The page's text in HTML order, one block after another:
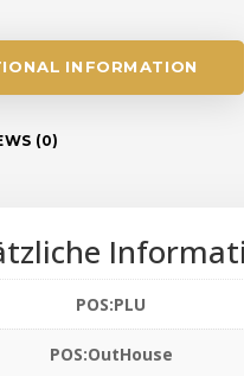
INFORMATION
(0)
POS:PLU
POS:OutHouse